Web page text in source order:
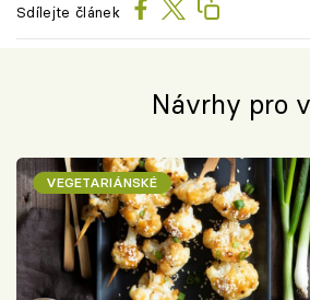
Sdílejte článek
Návrhy pro
VEGETARIÁNSKÉ